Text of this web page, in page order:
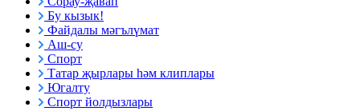
Бу кызык!
Файдалы мәгълүмат
Аш-су
Спорт
Татар җырлары һәм клиплары
Югалту
Спорт йолдызлары